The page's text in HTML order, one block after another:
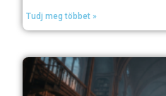
Tudj meg többet »